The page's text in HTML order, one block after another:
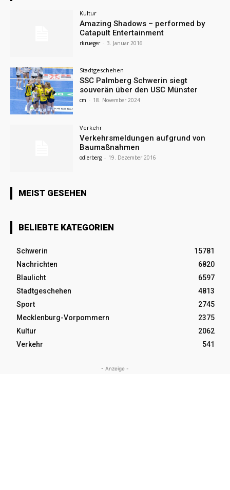
Kultur
Amazing Shadows – performed by
Catapult Entertainment
rkrueger - 3. Januar 2016
Stadtgeschehen
SSC Palmberg Schwerin siegt
souverän über den USC Münster
cm - 18. November 2024
Verkehr
Verkehrsmeldungen aufgrund von
Baumaßnahmen
odierberg - 19. Dezember 2016
MEIST GESEHEN
BELIEBTE KATEGORIEN
Schwerin
15781
Nachrichten
6820
Blaulicht
6597
Stadtgeschehen
4813
Sport
2745
Mecklenburg-Vorpommern
2375
Kultur
2062
Verkehr
541
- Anzeige -